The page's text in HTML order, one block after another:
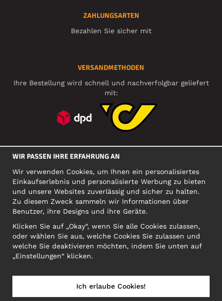
ZAHLUNGSARTEN
Bezahlen Sie sicher mit
VERSANDMETHODEN
Ihre Bestellung wird schnell und nachverfolgbar geliefert
mit:
SOZIALE MEDIEN
FIRMA
Motley Denim Europe OÜ
Narva mnt 5, EE-10117 Tallinn
Org: 12356245, VAT: EE101578318
ACHTUNG! Produktrücksendungen nicht an diese Adresse
schicken!
WIR PASSEN IHRE ERFAHRUNG AN
Wir verwenden Cookies, um Ihnen ein personalisiertes
Einkaufserlebnis und personalisierte Werbung zu bieten
und unsere Websites zuverlässig und sicher zu halten.
Zu diesem Zweck sammeln wir Informationen über
Benutzer, ihre Designs und ihre Geräte.
Klicken Sie auf „Okay“, wenn Sie alle Cookies zulassen,
oder wählen Sie aus, welche Cookies Sie zulassen und
welche Sie deaktivieren möchten, indem Sie unten auf
„Einstellungen“ klicken.
Ich erlaube Cookies!